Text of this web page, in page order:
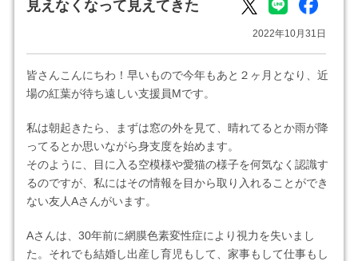
見えなくなって見えてきた
2022年10月31日
皆さんこんにちわ！早いもので今年もあと２ヶ月となり、近
場の紅葉が待ち遠しい支援員Mです。
私は朝起きたら、まずは窓の外を見て、晴れてるとか雨が降
ってるとか思いながら身支度を始めます。
そのように、目に入る空模様や愛猫の様子を何気なく認識す
るのですが、私にはその情報を目から取り入れることができ
ない友人Aさんがいます。
Aさんは、30年前に網膜色素変性症により視力を失いまし
た。それでも結婚し出産し育児もして、家事もして仕事もし